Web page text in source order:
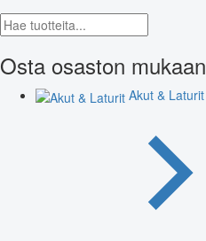
Osta osaston mukaan
Akut & Laturit